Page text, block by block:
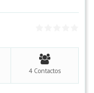
4 Contactos